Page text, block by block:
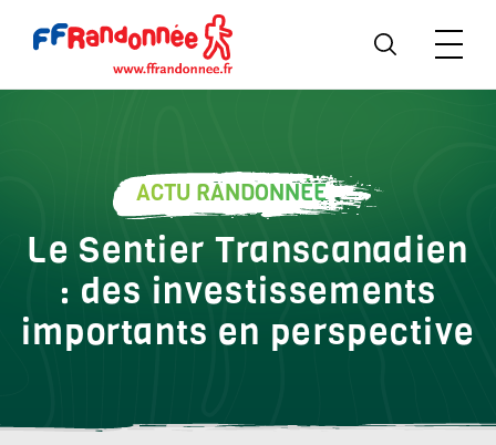
ACTU RANDONNÉE
Le Sentier Transcanadien
: des investissements
importants en perspective